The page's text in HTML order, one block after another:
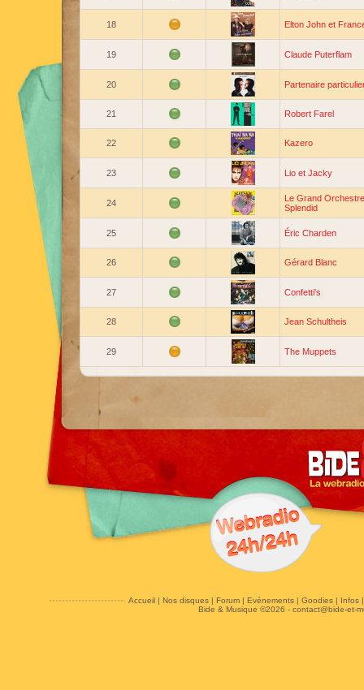
18 Elton John et
19 Claude Puterflam
20 Partenaire
21 Robert Farel
22 Kazero
23 Lio et Jacky
24
Le Grand
Splendid
25 Éric Charden
26 Gérard Blanc
27 Confetti's
28 Jean Schultheis
29 The Muppets
Accueil| Nos disques| Forum| Evénements| Goodies| Infos
Bide & Musique ©2026 - contact@bide-et-